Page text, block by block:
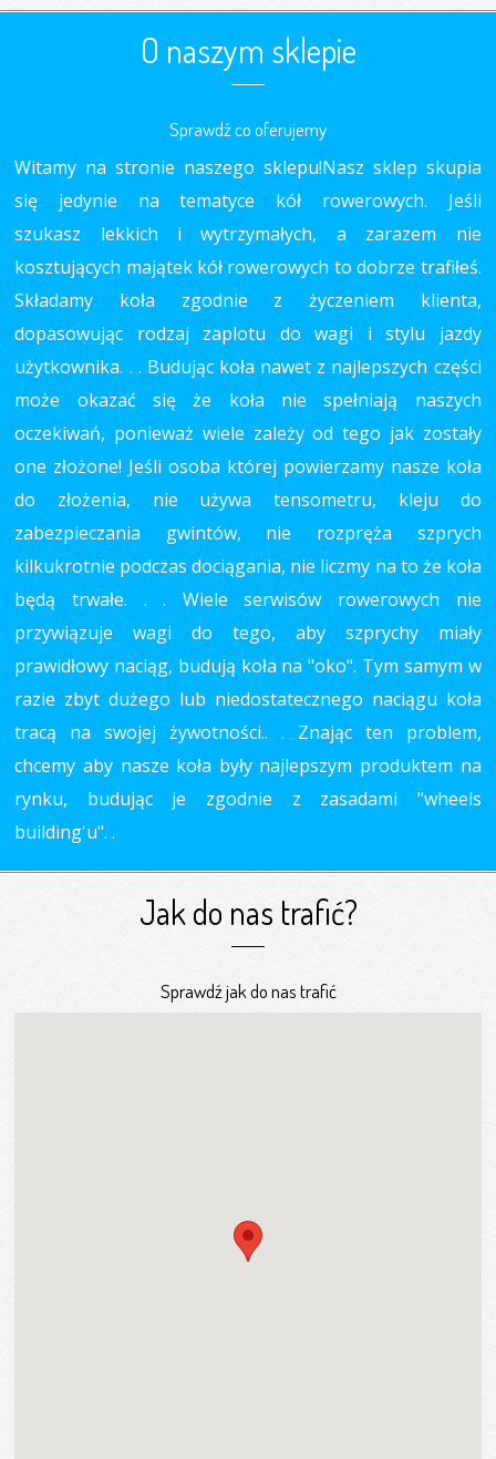
O naszym sklepie
Sprawdź co oferujemy
Witamy na stronie naszego sklepu!Nasz sklep skupia
się jedynie na tematyce kół rowerowych. Jeśli
szukasz lekkich i wytrzymałych, a zarazem nie
kosztujących majątek kół rowerowych to dobrze trafiłeś.
Składamy koła zgodnie z życzeniem klienta,
dopasowując rodzaj zaplotu do wagi i stylu jazdy
użytkownika. . . Budując koła nawet z najlepszych części
może okazać się że koła nie spełniają naszych
oczekiwań, ponieważ wiele zależy od tego jak zostały
one złożone! Jeśli osoba której powierzamy nasze koła
do złożenia, nie używa tensometru, kleju do
zabezpieczania gwintów, nie rozpręża szprych
kilkukrotnie podczas dociągania, nie liczmy na to że koła
będą trwałe. . . Wiele serwisów rowerowych nie
przywiązuje wagi do tego, aby szprychy miały
prawidłowy naciąg, budują koła na "oko". Tym samym w
razie zbyt dużego lub niedostatecznego naciągu koła
tracą na swojej żywotności.. . Znając ten problem,
chcemy aby nasze koła były najlepszym produktem na
rynku, budując je zgodnie z zasadami "wheels
building'u". .
Jak do nas trafić?
Sprawdź jak do nas trafić